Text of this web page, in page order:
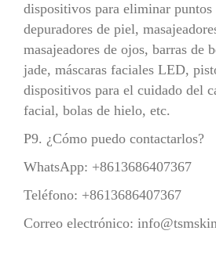
dispositivos para eliminar puntos
depuradores de piel,
masajeadores de ojos, barras de
jade, máscaras faciales LED,
dispositivos para el cuidado del
facial, bolas de hielo, etc.
P9. ¿Cómo puedo contactarlos?
WhatsApp: +8613686407367
Teléfono: +8613686407367
Correo electrónico: